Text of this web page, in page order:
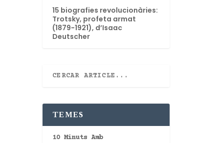
15 biografies revolucionàries:
Trotsky, profeta armat
(1879-1921), d’Isaac
Deutscher
TEMES
10 Minuts Amb